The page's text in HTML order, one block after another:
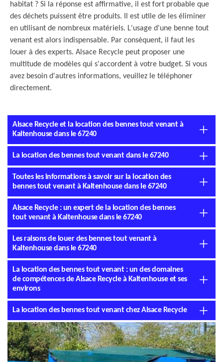
habitat ? Si la réponse est affirmative, il est fort probable que
des déchets puissent être produits. Il est utile de les éliminer
en utilisant de nombreux matériels. L'usage d'une benne tout
venant est alors indispensable. Par conséquent, il faut les
louer à des experts. Alsace Recycle peut proposer une
multitude de modèles qui s'accordent à votre budget. Si vous
avez besoin d'autres informations, veuillez le téléphoner
directement.
Alsace Recycle et la location des bennes tout venant à
Kaltenhouse dans le 67240
La location des bennes tout venant dans le 67240
Toutes les informations à savoir sur la location des
bennes tout venant à Kaltenhouse dans le 67240
Alsace Recycle : un expert de la location des bennes
tout venant à Kaltenhouse dans le 67240
Les raisons de louer des bennes tout venant à
Kaltenhouse dans le 67240
La location des bennes tout venant : un des domaines
de compétences de Alsace Recycle à Kaltenhouse et ses
environs
La location des bennes tout venant chez Alsace Recycle